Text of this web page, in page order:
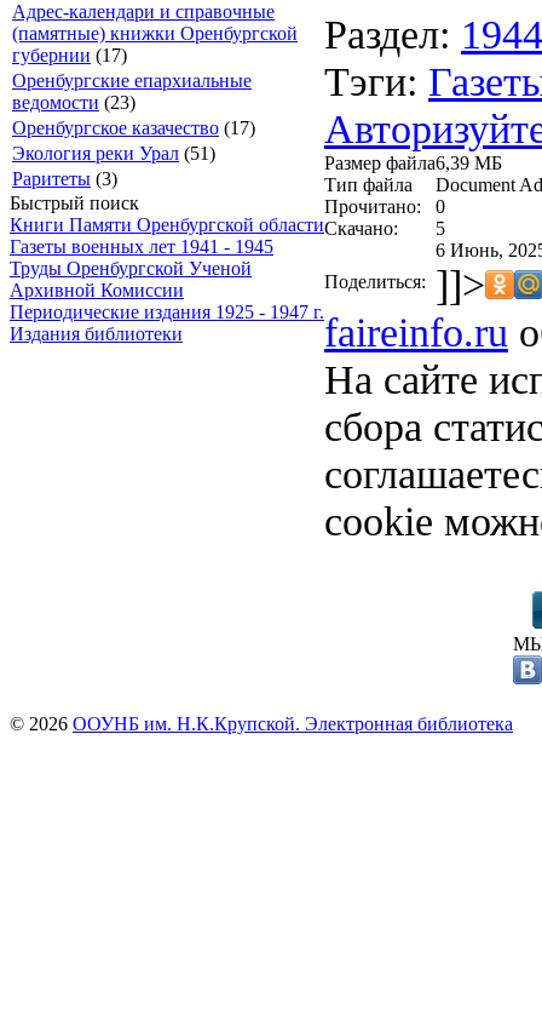
Адрес-календари и справочные
(памятные) книжки Оренбургской
губернии (17)
Оренбургские епархиальные
ведомости (23)
Оренбургское казачество (17)
Экология реки Урал (51)
Раритеты (3)
Быстрый поиск
Книги Памяти Оренбургской области
Газеты военных лет 1941 - 1945
Труды Оренбургской Ученой
Архивной Комиссии
Периодические издания 1925 - 1947 г.
Издания библиотеки
Раздел: 1944
Тэги:
Размер файла6,39 МБ
Тип файла
Document
Прочитано:
0
Скачано:
5
6 Июнь,
Поделиться: ]]>
faireinfo.ru
На сайте
сбора
cookie
© 2026 ООУНБ им. Н.К.Крупской. Электронная библиотека